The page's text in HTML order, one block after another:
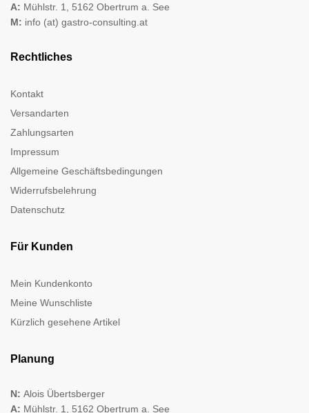
A: Mühlstr. 1, 5162 Obertrum a. See
M: info (at) gastro-consulting.at
Rechtliches
Kontakt
Versandarten
Zahlungsarten
Impressum
Allgemeine Geschäftsbedingungen
Widerrufsbelehrung
Datenschutz
Für Kunden
Mein Kundenkonto
Meine Wunschliste
Kürzlich gesehene Artikel
Planung
N: Alois Übertsberger
A: Mühlstr. 1, 5162 Obertrum a. See